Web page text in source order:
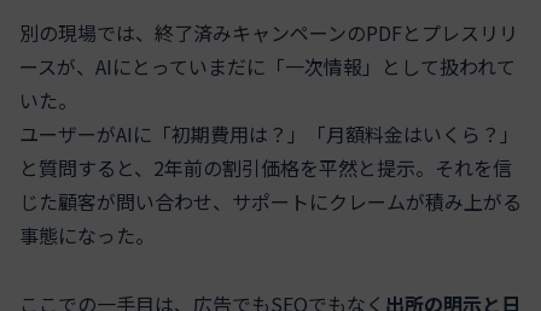
別の現場では、終了済みキャンペーンのPDFとプレスリリ
ースが、AIにとっていまだに「一次情報」として扱われて
いた。
ユーザーがAIに「初期費用は？」「月額料金はいくら？」
と質問すると、2年前の割引価格を平然と提示。それを信
じた顧客が問い合わせ、サポートにクレームが積み上がる
事態になった。
ここでの一手目は、広告でもSEOでもなく 出所の明示と日